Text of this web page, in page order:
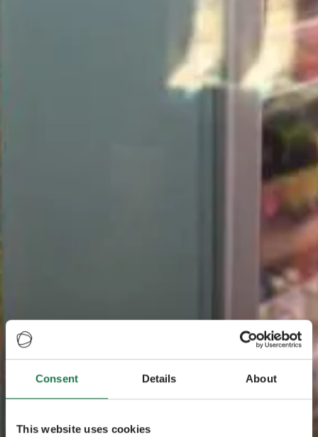
Consent Details About
This website uses cookies